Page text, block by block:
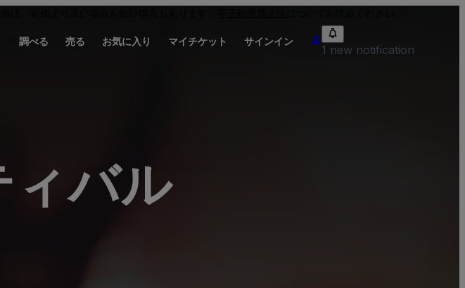
調べる 売る お気に入り マイチケット サインイン
1 new notification
ィバル